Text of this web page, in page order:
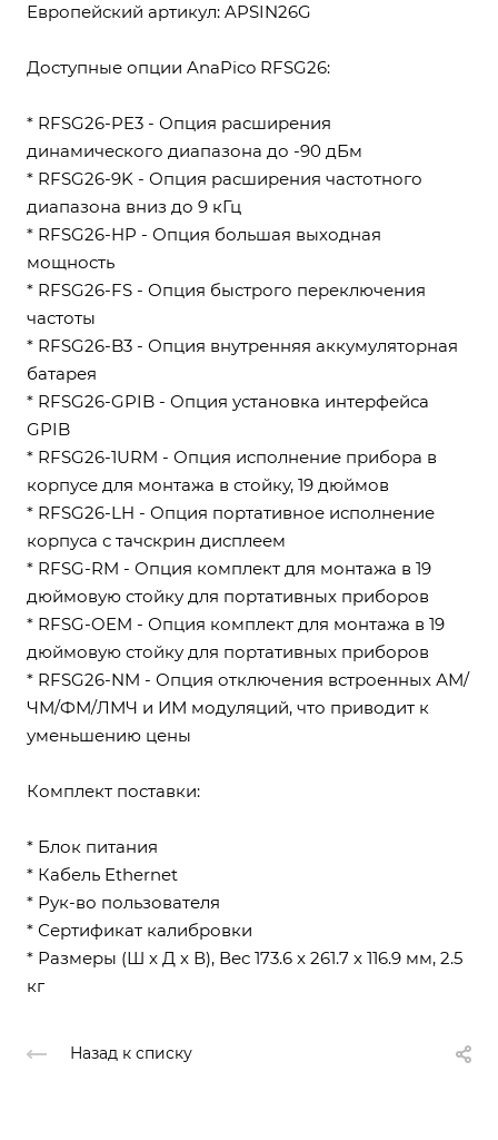
Европейский артикул: APSIN26G
Доступные опции AnaPico RFSG26:
* RFSG26-PE3 - Опция расширения
динамического диапазона до -90 дБм
* RFSG26-9K - Опция расширения частотного
диапазона вниз до 9 кГц
* RFSG26-HP - Опция большая выходная
мощность
* RFSG26-FS - Опция быстрого переключения
частоты
* RFSG26-B3 - Опция внутренняя аккумуляторная
батарея
* RFSG26-GPIB - Опция установка интерфейса
GPIB
* RFSG26-1URM - Опция исполнение прибора в
корпусе для монтажа в стойку, 19 дюймов
* RFSG26-LH - Опция портативное исполнение
корпуса с тачскрин дисплеем
* RFSG-RM - Опция комплект для монтажа в 19
дюймовую стойку для портативных приборов
* RFSG-OEM - Опция комплект для монтажа в 19
дюймовую стойку для портативных приборов
* RFSG26-NM - Опция отключения встроенных АМ/
ЧМ/ФМ/ЛМЧ и ИМ модуляций, что приводит к
уменьшению цены
Комплект поставки:
* Блок питания
* Кабель Ethernet
* Рук-во пользователя
* Сертификат калибровки
* Размеры (Ш x Д x В), Вес 173.6 x 261.7 x 116.9 мм, 2.5
кг
Назад к списку